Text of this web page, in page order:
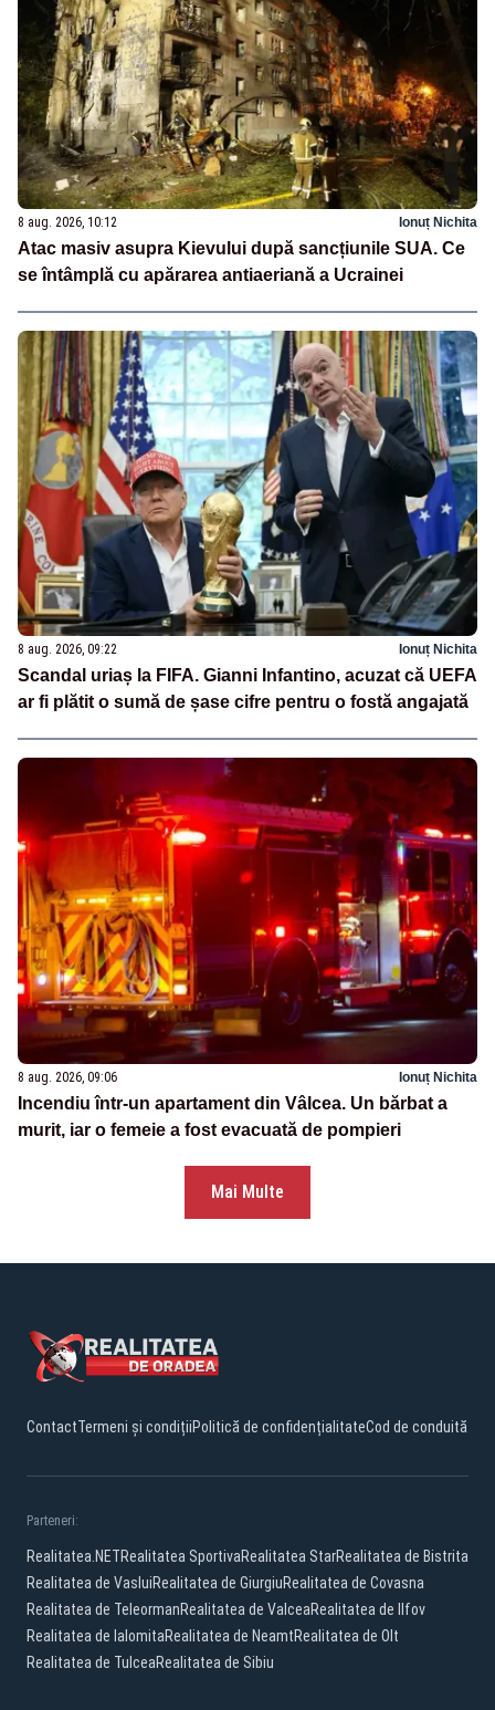
8 aug. 2026, 10:12 Ionuț Nichita
Atac masiv asupra Kievului după sancțiunile SUA. Ce
se întâmplă cu apărarea antiaeriană a Ucrainei
8 aug. 2026, 09:22 Ionuț Nichita
Scandal uriaș la FIFA. Gianni Infantino, acuzat că UEFA
ar fi plătit o sumă de șase cifre pentru o fostă angajată
8 aug. 2026, 09:06 Ionuț Nichita
Incendiu într-un apartament din Vâlcea. Un bărbat a
murit, iar o femeie a fost evacuată de pompieri
Mai Multe
ContactTermeni și condițiiPolitică de confidențialitateCod de conduită
Parteneri:
Realitatea.NETRealitatea SportivaRealitatea StarRealitatea de Bistrita
Realitatea de VasluiRealitatea de GiurgiuRealitatea de Covasna
Realitatea de TeleormanRealitatea de ValceaRealitatea de Ilfov
Realitatea de IalomitaRealitatea de NeamtRealitatea de Olt
Realitatea de TulceaRealitatea de Sibiu